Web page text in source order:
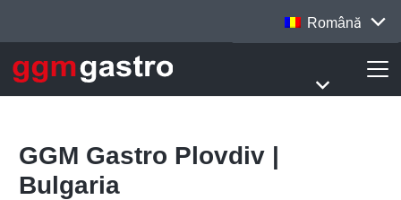
Română
GGM Gastro Plovdiv |
Bulgaria